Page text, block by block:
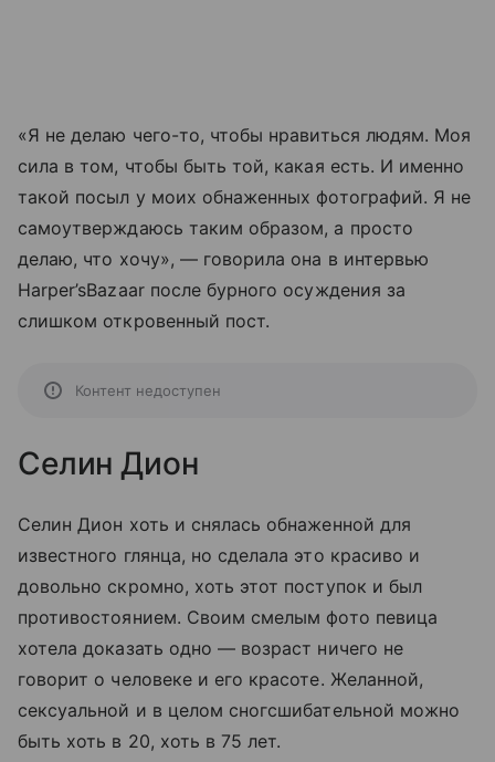
«Я не делаю чего-то, чтобы нравиться людям. Моя
сила в том, чтобы быть той, какая есть. И именно
такой посыл у моих обнаженных фотографий. Я не
самоутверждаюсь таким образом, а просто
делаю, что хочу», — говорила она в интервью
Harper’sBazaar после бурного осуждения за
слишком откровенный пост.
Контент недоступен
Селин Дион
Селин Дион хоть и снялась обнаженной для
известного глянца, но сделала это красиво и
довольно скромно, хоть этот поступок и был
противостоянием. Своим смелым фото певица
хотела доказать одно — возраст ничего не
говорит о человеке и его красоте. Желанной,
сексуальной и в целом сногсшибательной можно
быть хоть в 20, хоть в 75 лет.